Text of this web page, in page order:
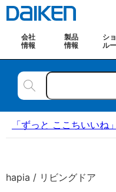
会社
情報
製品
情報
シ
ル
「ずっと ここちいい
hapia / リビングドア